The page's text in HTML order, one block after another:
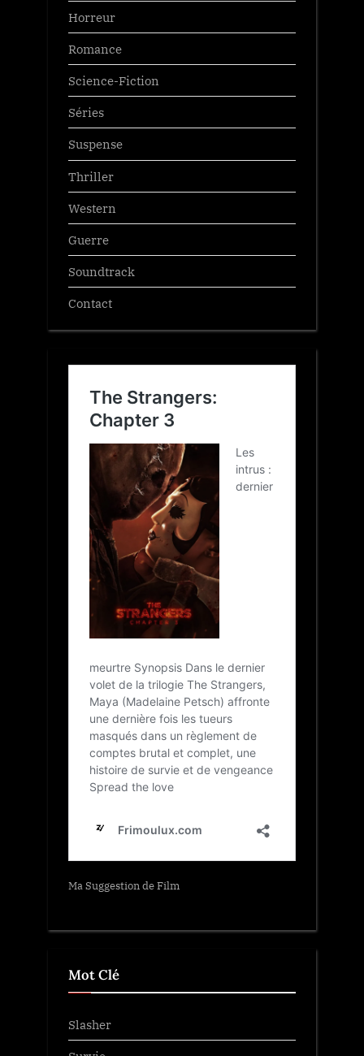
Horreur
Romance
Science-Fiction
Séries
Suspense
Thriller
Western
Guerre
Soundtrack
Contact
Ma Suggestion de Film
Mot Clé
Slasher